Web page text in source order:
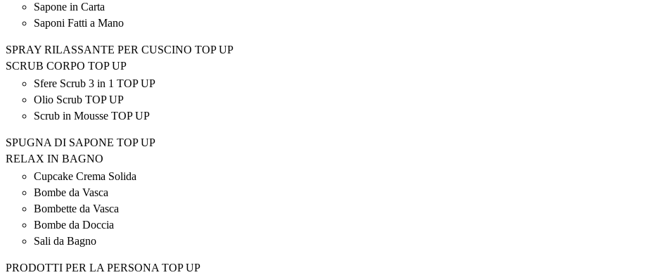
Sapone in Carta
Saponi Fatti a Mano
SPRAY RILASSANTE PER CUSCINO TOP UP
SCRUB CORPO TOP UP
Sfere Scrub 3 in 1 TOP UP
Olio Scrub TOP UP
Scrub in Mousse TOP UP
SPUGNA DI SAPONE TOP UP
RELAX IN BAGNO
Cupcake Crema Solida
Bombe da Vasca
Bombette da Vasca
Bombe da Doccia
Sali da Bagno
PRODOTTI PER LA PERSONA TOP UP